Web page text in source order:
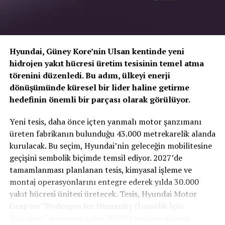
Kadın çalışan istihdamı için örnek olacak bu proje hem
sektöre hem kadınlara yarar sağlayacaktır” dedi.
BENZER İÇERIKLER
UP NEXT
Golf MK 4 – Bir Tasarım İkonu 1997-2003
DON'T MISS
SUV’un Öncüsü Nissan Qashqai Yine LİDER!
Sport ile Yere Basıyor
Türkiye’nin otomobiliTOGG T10Xgibi yüksek tork
değerlerine sahip elektrikli araçlarda, lastiğin zemine
tutunma kabiliyeti çok daha kritiktir.E-carturkiyeekibi
olarak bizzat deneyimlediğimizPetlas Snowmaster 2
Sport, performans odaklı yapısıyla elektrikli araçların
Hyundai, Güney Kore’nin Ulsan kentinde yeni
hidrojen yakıt hücresi üretim tesisinin temel atma
törenini düzenledi. Bu adım, ülkeyi enerji
dönüşümünde küresel bir lider haline getirme
hedefinin önemli bir parçası olarak görülüyor.
Yeni tesis, daha önce içten yanmalı motor şanzımanı
üreten fabrikanın bulunduğu 43.000 metrekarelik alanda
kurulacak. Bu seçim, Hyundai’nin geleceğin mobilitesine
geçişini sembolik biçimde temsil ediyor. 2027’de
tamamlanması planlanan tesis, kimyasal işleme ve
montaj operasyonlarını entegre ederek yılda 30.000
yakıt hücresi ünitesi üretecek. Tesis, Hyundai Motor
Grup’un “Hydrogen for Humanity (İnsanlık İçin